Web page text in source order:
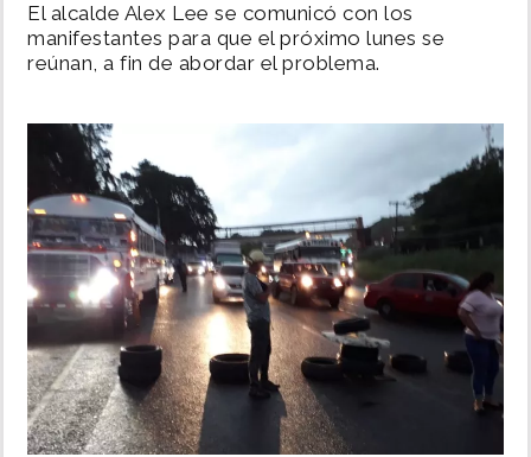
NACIONAL
SHOW
DEPORTES
MUNDO
INSÓLITAS
MULTIMEDIA
El alcalde Alex Lee se comunicó con los
manifestantes para que el próximo lunes se
reúnan, a fin de abordar el problema.